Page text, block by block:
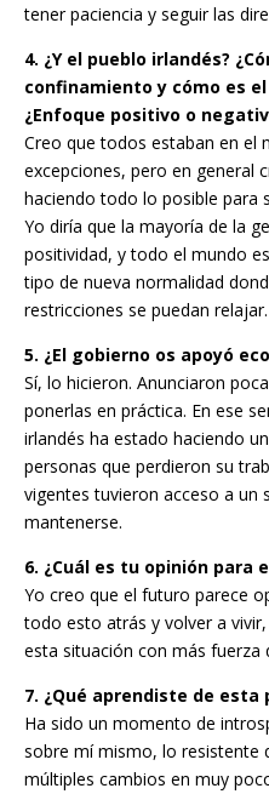
tener paciencia y seguir las
4. ¿Y el pueblo irlandés?
confinamiento y cómo es
¿Enfoque positivo o
Creo que todos estaban en el
excepciones, pero en general
haciendo todo lo posible para
Yo diría que la mayoría de la
positividad, y todo el mundo
tipo de nueva normalidad
restricciones se puedan relajar.
5. ¿El gobierno os apoyó
Sí, lo hicieron. Anunciaron
ponerlas en práctica. En ese
irlandés ha estado haciendo
personas que perdieron su
vigentes tuvieron acceso a un
mantenerse.
6. ¿Cuál es tu opinión para
Yo creo que el futuro parece
todo esto atrás y volver a
esta situación con más fuerza
7. ¿Qué aprendiste de esta
Ha sido un momento de
sobre mí mismo, lo resistente
múltiples cambios en muy